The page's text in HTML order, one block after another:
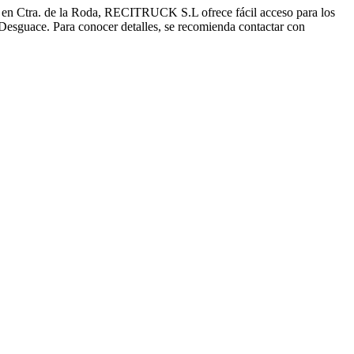
Ctra. de la Roda, RECITRUCK S.L ofrece fácil acceso para los
Para conocer detalles, se recomienda contactar con